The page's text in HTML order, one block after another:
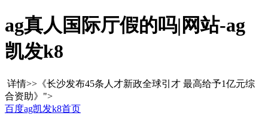
ag真人国际厅假的吗|网站-ag
凯发k8
详情>>《长沙发布45条人才新政全球引才 最高给予1亿元综
合资助》">
百度ag凯发k8首页